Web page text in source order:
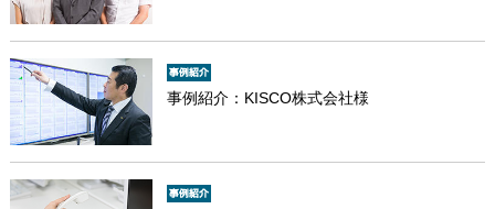
事例紹介：KISCO株式会社様